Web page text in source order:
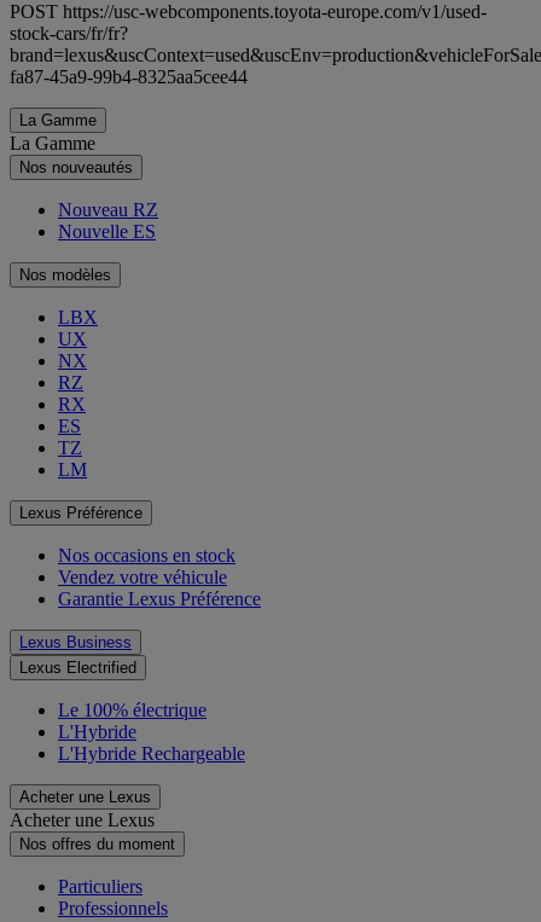
POST https://usc-webcomponents.toyota-europe.com/v1/used-
stock-cars/fr/fr?
fa87-45a9-99b4-8325aa5cee44
La Gamme
La Gamme
Nos nouveautés
Nouveau RZ
Nouvelle ES
Nos modèles
LBX
UX
NX
RZ
RX
ES
TZ
LM
Lexus Préférence
Nos occasions en stock
Vendez votre véhicule
Garantie Lexus Préférence
Lexus Business
Lexus Electrified
Le 100% électrique
L'Hybride
L'Hybride Rechargeable
Acheter une Lexus
Acheter une Lexus
Nos offres du moment
Particuliers
Professionnels